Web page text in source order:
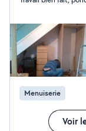
outillage.
Menuiserie
Voir